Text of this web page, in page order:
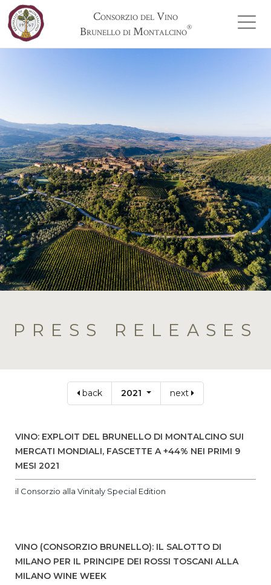
Consorzio del Vino
Brunello di Montalcino®
PRESS RELEASES
back 2021 next
VINO: EXPLOIT DEL BRUNELLO DI MONTALCINO SUI
MERCATI MONDIALI, FASCETTE A +44% NEI PRIMI 9
MESI 2021
il Consorzio alla Vinitaly Special Edition
VINO (CONSORZIO BRUNELLO): IL SALOTTO DI
MILANO PER IL PRINCIPE DEI ROSSI TOSCANI ALLA
MILANO WINE WEEK